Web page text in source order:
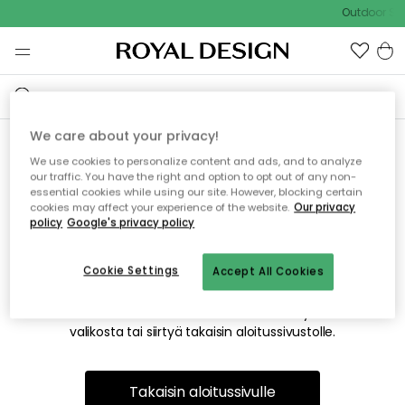
Outdoor
Emme valitettavasti löydä
etsimääsi sivua
Tämä voi johtua siitä, että sivua ei enää ole tai siitä, että se
on siirretty muualle. Pahoittelemme tästä mahdollisesti
valikosta tai siirtyä takaisin aloitussivustolle.
Takaisin aloitussivulle
We care about your privacy!
We use cookies to personalize content and ads, and to analyze
our traffic. You have the right and option to opt out of any non-
essential cookies while using our site. However, blocking certain
cookies may affect your experience of the website. Our privacy
policy Google's privacy policy
Accept All Cookies
Cookie Settings